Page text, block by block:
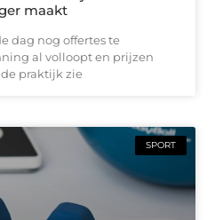
maakt
dag nog offertes te
al volloopt en prijzen
praktijk zie
SPORT